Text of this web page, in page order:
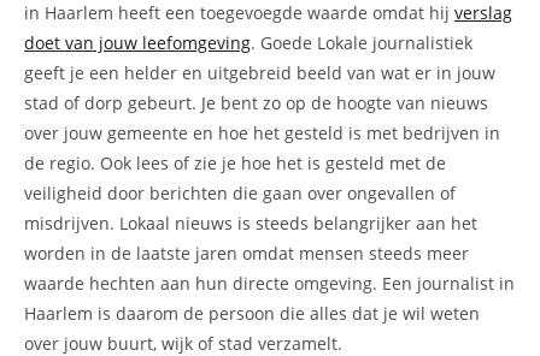
in Haarlem heeft een toegevoegde waarde omdat hij verslag
doet van jouw leefomgeving. Goede Lokale journalistiek
geeft je een helder en uitgebreid beeld van wat er in jouw
stad of dorp gebeurt. Je bent zo op de hoogte van nieuws
over jouw gemeente en hoe het gesteld is met bedrijven in
de regio. Ook lees of zie je hoe het is gesteld met de
veiligheid door berichten die gaan over ongevallen of
misdrijven. Lokaal nieuws is steeds belangrijker aan het
worden in de laatste jaren omdat mensen steeds meer
waarde hechten aan hun directe omgeving. Een journalist in
Haarlem is daarom de persoon die alles dat je wil weten
over jouw buurt, wijk of stad verzamelt.